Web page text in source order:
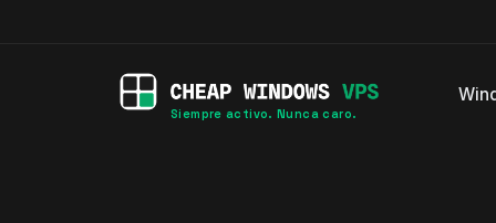
Siempre activo. Nunca caro.